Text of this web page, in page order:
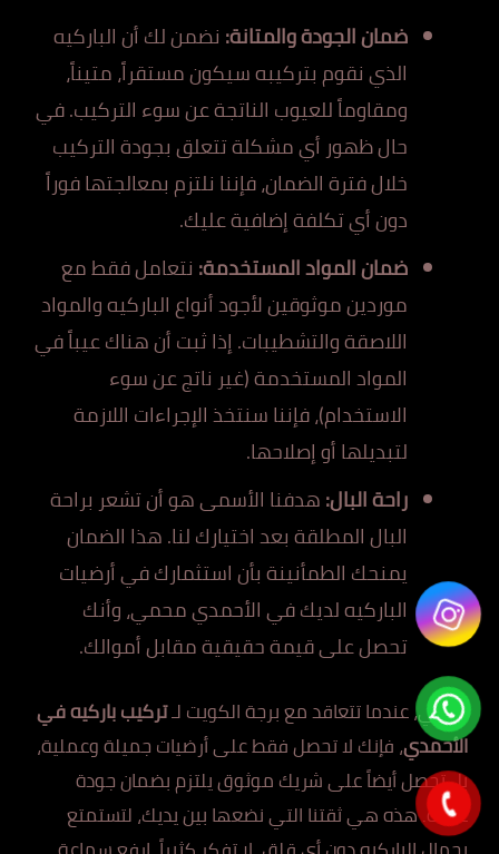
ضمان الجودة والمتانة: نضمن لك أن الباركيه
الذي نقوم بتركيبه سيكون مستقراً، متيناً،
ومقاوماً للعيوب الناتجة عن سوء التركيب. في
حال ظهور أي مشكلة تتعلق بجودة التركيب
خلال فترة الضمان، فإننا نلتزم بمعالجتها فوراً
دون أي تكلفة إضافية عليك.
ضمان المواد المستخدمة: نتعامل فقط مع
موردين موثوقين لأجود أنواع الباركيه والمواد
اللاصقة والتشطيبات. إذا ثبت أن هناك عيباً في
المواد المستخدمة (غير ناتج عن سوء
الاستخدام)، فإننا سنتخذ الإجراءات اللازمة
لتبديلها أو إصلاحها.
راحة البال:هدفنا الأسمى هو أن تشعر براحة
البال المطلقة بعد اختيارك لنا. هذا الضمان
يمنحك الطمأنينة بأن استثمارك في أرضيات
الباركيه لديك في الأحمدي محمي، وأنك
تحصل على قيمة حقيقية مقابل أموالك.
بالتالي، عندما تتعاقد مع برجة الكويت لـتركيب باركيه في
الأحمدي، فإنك لا تحصل فقط على أرضيات جميلة وعملية،
بل تحصل أيضاً على شريك موثوق يلتزم بضمان جودة
عمله. هذه هي ثقتنا التي نضعها بين يديك، لتستمتع